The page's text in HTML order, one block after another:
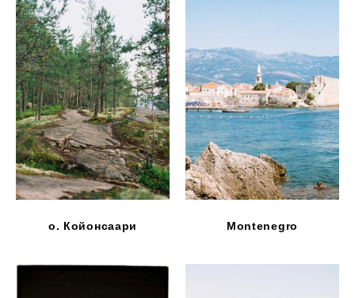
о. Койонсаари Montenegro